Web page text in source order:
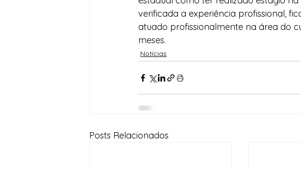
verificada a experiência profissional,
atuado profissionalmente na área do
meses.
Notícias
Posts Relacionados